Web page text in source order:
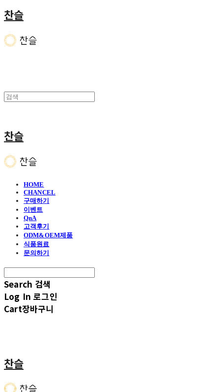
찬슬
찬슬
HOME
CHANCEL
구매하기
이벤트
QnA
고객후기
ODM&OEM제품
식품원료
문의하기
Search 검색
Log In 로그인
Cart장바구니
찬슬